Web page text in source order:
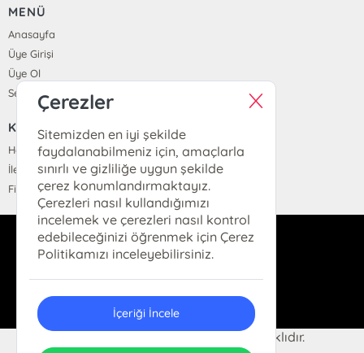
MENÜ
Anasayfa
Üye Girişi
Üye Ol
Sepetim
KURUMSAL
Hakkımızda
İletişim
Fiyat Listesi
dukkan@hermeskitap.com
0(212)-519-93-79
© 2025 Hermes Kitap. Her hakkı saklıdır.
Çerezler
Sitemizden en iyi şekilde
faydalanabilmeniz için, amaçlarla
sınırlı ve gizliliğe uygun şekilde
çerez konumlandırmaktayız.
Çerezleri nasıl kullandığımızı
incelemek ve çerezleri nasıl kontrol
edebileceğinizi öğrenmek için Çerez
Politikamızı inceleyebilirsiniz.
İçeriği İncele